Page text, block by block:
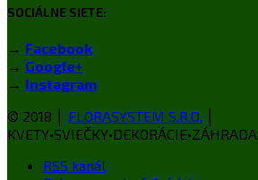
SOCIÁLNE SIETE:
→ Facebook
→ Google+
→ Instagram
© 2018 │ FLORASYSTEM S.R.O.
KVETY•SVIEČKY•DEKORÁCIE•ZÁHRADA
RSS kanál